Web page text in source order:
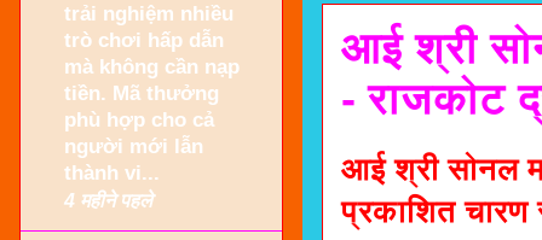
आई श्री
- राजकोट
आई श्री सोनल
प्रकाशित
trải nghiệm nhiều
trò chơi hấp dẫn
mà không cần nạp
tiền. Mã thưởng
phù hợp cho cả
người mới lẫn
thành vi...
4 महीने पहले